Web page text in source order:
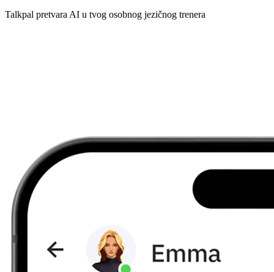
Talkpal pretvara AI u tvog osobnog jezičnog trenera